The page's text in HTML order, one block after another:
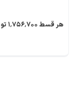
هر قسط ۱٬۷۵۶٬۷۰۰ تومان